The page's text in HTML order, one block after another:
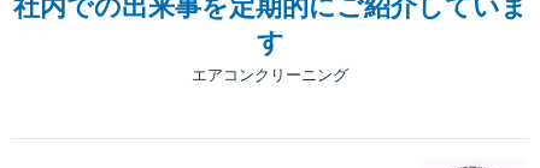
す
エアコンクリーニング